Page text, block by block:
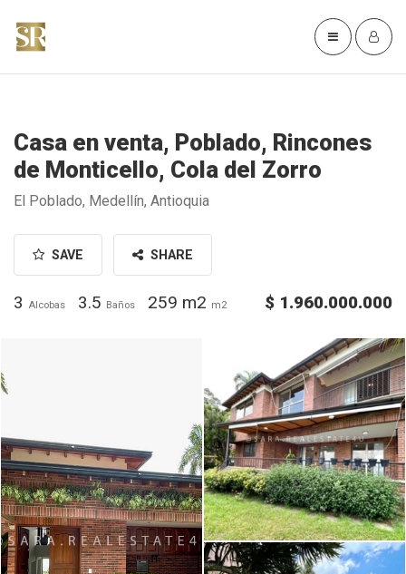
Casa en venta, Poblado, Rincones
de Monticello, Cola del Zorro
El Poblado, Medellín, Antioquia
SAVE SHARE
3 Alcobas 3.5 Baños 259 m2 m2 $ 1.960.000.000